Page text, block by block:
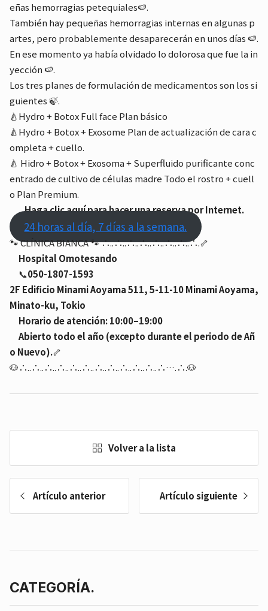
eñas hemorragias petequiales🍉.
También hay pequeñas hemorragias internas en algunas p
artes, pero probablemente desaparecerán en unos días 🍉.
En ese momento ya había olvidado lo dolorosa que fue la in
yección 🍉.
Los tres planes de formulación de medicamentos son los si
guientes 🍃.
🍐Hydro + Botox Full face Plan básico
🍐Hydro + Botox + Exosome Plan de actualización de cara c
ompleta + cuello.
🍐 Hidro + Botox + Exosoma + Superfluido purificante conc
entrado de cultivo de células madre Todo el rostro + cuell
o Plan Premium.
Haga clic aquí para hacer una reserva por Internet.
24 horas al día, 7 días a la semana.
🐾 CLÍNICA BIANCA 🐾 ∴..∴..∴..∴..∴..∴..∴..∴.🦴
Hospital Omotesando
📞050-1807-1593
2F Edificio Minami Aoyama 511, 5-11-10 Minami Aoyama,
Minato-ku, Tokio
Horario de atención: 10:00–19:00
Abierto todo el año (excepto durante el periodo de Añ
o Nuevo).🦴
🐶∴..∴..∴..∴..∴..∴..∴..∴..∴..∴..∴..∴….∴.🐶
Artículo anterior
Volver a la lista
Artículo siguiente
CATEGORÍA.